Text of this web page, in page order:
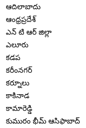
ఆదిలాబాదు
ఆంధ్రప్రదేశ్
ఎన్ టి ఆర్ జిల్లా
ఎలూరు
కడప
కరీంనగర్
కర్నూలు
కాకినాడ
కామారెడ్డి
కుమురం భీమ్ ఆసిఫాబాద్